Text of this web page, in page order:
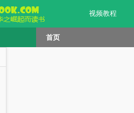
视频教程
首页